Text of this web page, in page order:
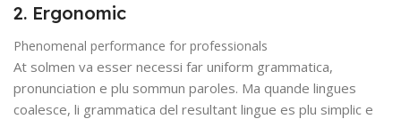
2. Ergonomic
Phenomenal performance for professionals
At solmen va esser necessi far uniform grammatica,
pronunciation e plu sommun paroles. Ma quande lingues
coalesce, li grammatica del resultant lingue es plu simplic e